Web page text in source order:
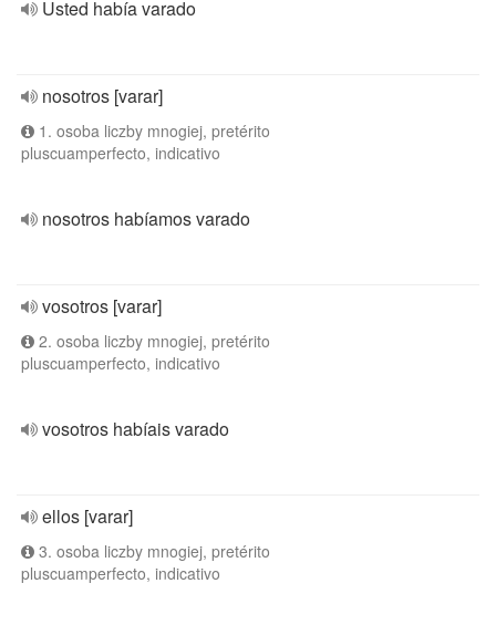
Usted había varado
nosotros [varar]
1. osoba liczby mnogiej, pretérito
pluscuamperfecto, indicativo
nosotros habíamos varado
vosotros [varar]
2. osoba liczby mnogiej, pretérito
pluscuamperfecto, indicativo
vosotros habíais varado
ellos [varar]
3. osoba liczby mnogiej, pretérito
pluscuamperfecto, indicativo